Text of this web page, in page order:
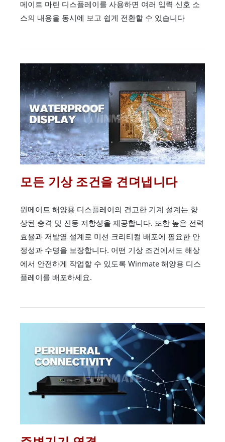
메이트 마린 디스플레이를 사용하면 여러 입력 신호 소
스의 내용을 동시에 보고 쉽게 전환할 수 있습니다
모든 기상 조건을 견뎌냅니다
윈메이트 해양용 디스플레이의 견고한 기계 설계는 향
상된 충격 및 진동 저항성을 제공합니다. 또한 높은 전력
효율과 저발열 설계로 미션 크리티컬 배포에 필요한 안
정성과 수명을 보장합니다. 어떤 기상 조건에서도 해상
에서 안전하게 작업할 수 있도록 Winmate 해양용 디스
플레이를 배포하세요.